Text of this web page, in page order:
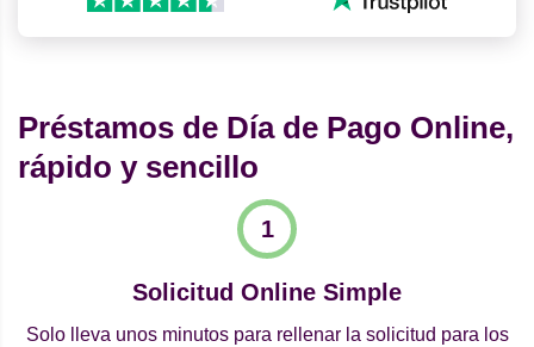
Préstamos de Día de Pago Online,
rápido y sencillo
Solicitud Online Simple
Solo lleva unos minutos para rellenar la solicitud para los